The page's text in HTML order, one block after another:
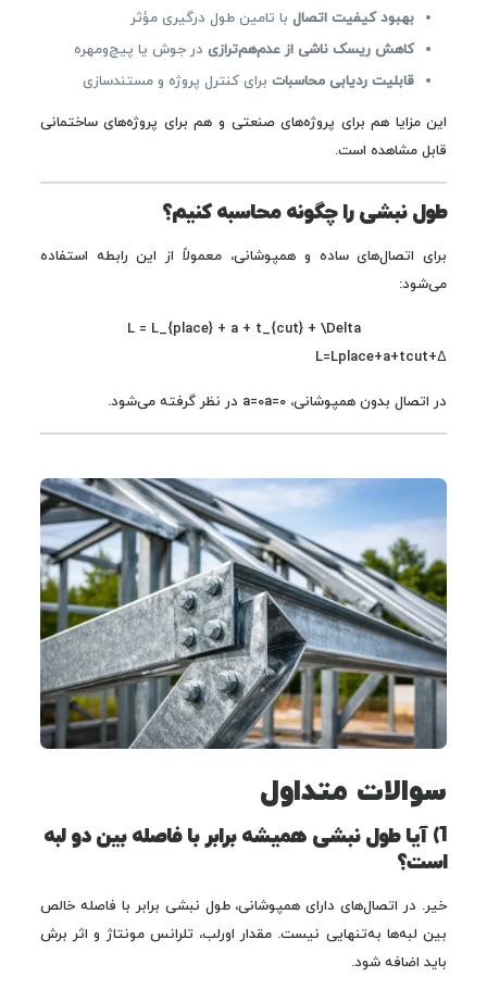
بهبود کیفیت اتصالبا تامین طول درگیری مؤثر
کاهش ریسک ناشی از عدم‌هم‌ترازیدر جوش یا پیچ‌ومهره
قابلیت ردیابی محاسباتبرای کنترل پروژه و مستندسازی
این مزایا هم برای پروژه‌های صنعتی و هم برای پروژه‌های ساختمانی
قابل مشاهده است.
طول نبشی را چگونه محاسبه کنیم؟
برای اتصال‌های ساده و همپوشانی، معمولاً از این رابطه استفاده
می‌شود:
L = L_{place} + a + t_{cut} + \Delta
L=Lplace​+a+tcut​+Δ
در اتصال بدون همپوشانی، a=0a=0 در نظر گرفته می‌شود.
سوالات متداول
1) آیا طول نبشی همیشه برابر با فاصله بین دو لبه
است؟
خیر. در اتصال‌های دارای همپوشانی، طول نبشی برابر با فاصله خالص
بین لبه‌ها به‌تنهایی نیست. مقدار اورلب، تلرانس مونتاژ و اثر برش
باید اضافه شود.